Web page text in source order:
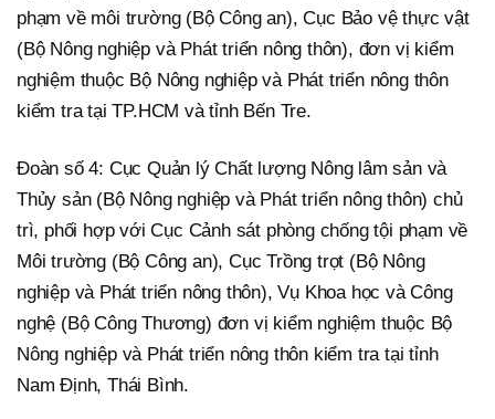
phạm về môi trường (Bộ Công an), Cục Bảo vệ thực vật
(Bộ Nông nghiệp và Phát triển nông thôn), đơn vị kiểm
nghiệm thuộc Bộ Nông nghiệp và Phát triển nông thôn
kiểm tra tại TP.HCM và tỉnh Bến Tre.
Đoàn số 4: Cục Quản lý Chất lượng Nông lâm sản và
Thủy sản (Bộ Nông nghiệp và Phát triển nông thôn) chủ
trì, phối hợp với Cục Cảnh sát phòng chống tội phạm về
Môi trường (Bộ Công an), Cục Trồng trọt (Bộ Nông
nghiệp và Phát triển nông thôn), Vụ Khoa học và Công
nghệ (Bộ Công Thương) đơn vị kiểm nghiệm thuộc Bộ
Nông nghiệp và Phát triển nông thôn kiểm tra tại tỉnh
Nam Định, Thái Bình.